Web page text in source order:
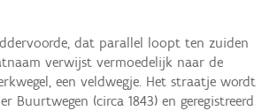
dat parallel loopt ten zuiden
verwijst vermoedelijk naar de
een veldwegje. Het straatje wordt
Buurtwegen (circa 1843) en geregistreerd